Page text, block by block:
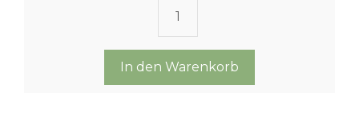
Walnussblätter
In den Warenkorb